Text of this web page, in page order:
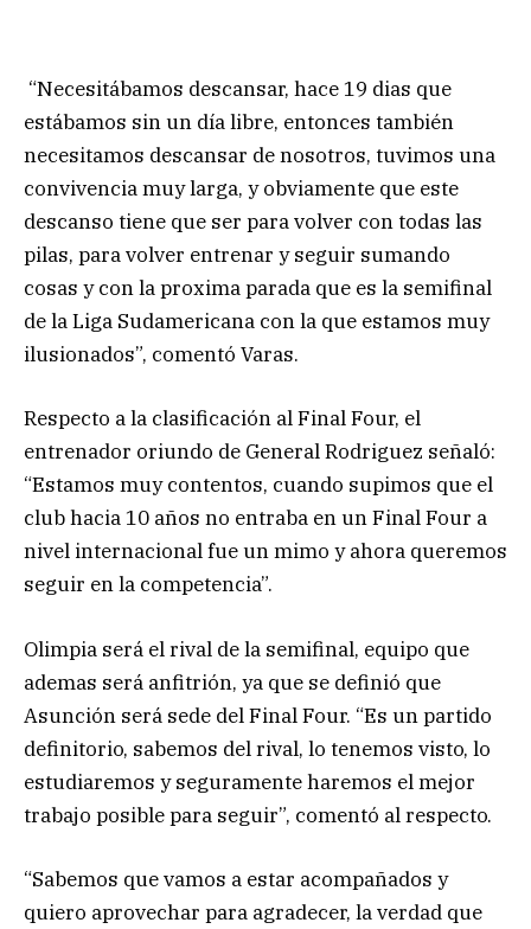
“Necesitábamos descansar, hace 19 dias que
estábamos sin un día libre, entonces también
necesitamos descansar de nosotros, tuvimos una
convivencia muy larga, y obviamente que este
descanso tiene que ser para volver con todas las
pilas, para volver entrenar y seguir sumando
cosas y con la proxima parada que es la semifinal
de la Liga Sudamericana con la que estamos muy
ilusionados”, comentó Varas.
Respecto a la clasificación al Final Four, el
entrenador oriundo de General Rodriguez señaló:
“Estamos muy contentos, cuando supimos que el
club hacia 10 años no entraba en un Final Four a
nivel internacional fue un mimo y ahora queremos
seguir en la competencia”.
Olimpia será el rival de la semifinal, equipo que
ademas será anfitrión, ya que se definió que
Asunción será sede del Final Four. “Es un partido
definitorio, sabemos del rival, lo tenemos visto, lo
estudiaremos y seguramente haremos el mejor
trabajo posible para seguir”, comentó al respecto.
“Sabemos que vamos a estar acompañados y
quiero aprovechar para agradecer, la verdad que